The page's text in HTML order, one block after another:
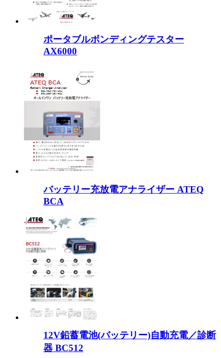
ポータブルボンディングテスター
AX6000
バッテリー充放電アナライザー ATEQ
BCA
12V鉛蓄電池(バッテリー)自動充電／診断
器 BC512